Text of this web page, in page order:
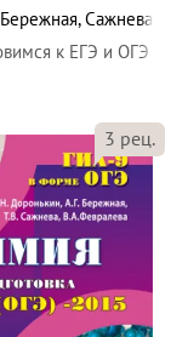
Бережная,Сажнева
к ЕГЭ и ОГЭ
3 рец.